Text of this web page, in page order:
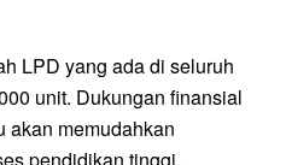
LPD yang ada di seluruh
unit. Dukungan finansial
akan memudahkan